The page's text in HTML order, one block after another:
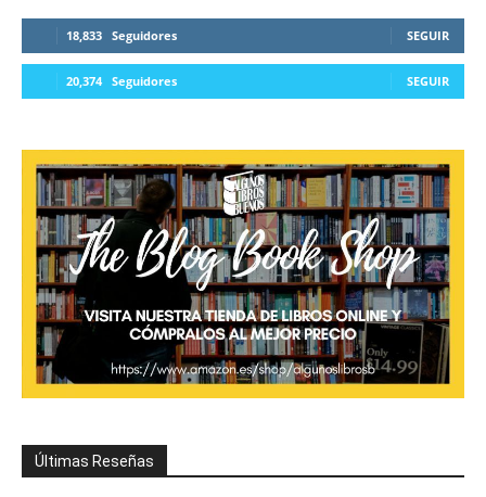
18,833 Seguidores SEGUIR
20,374 Seguidores SEGUIR
Últimas Reseñas